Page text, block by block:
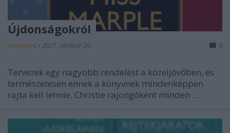
Újdonságokról
meseanyu • 2021. október 20. 0
Tervezek egy nagyobb rendelést a közeljövőben, és
természetesen ennek a könyvnek mindenképpen
rajta kell lennie. Christie rajongóként minden ...